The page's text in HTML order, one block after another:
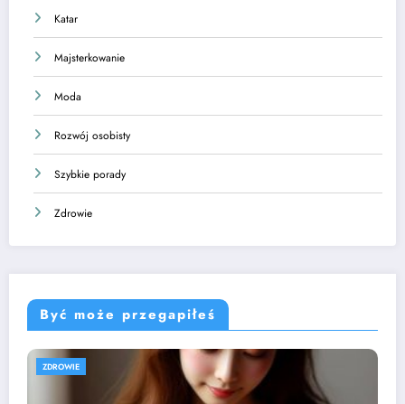
Katar
Majsterkowanie
Moda
Rozwój osobisty
Szybkie porady
Zdrowie
Być może przegapiłeś